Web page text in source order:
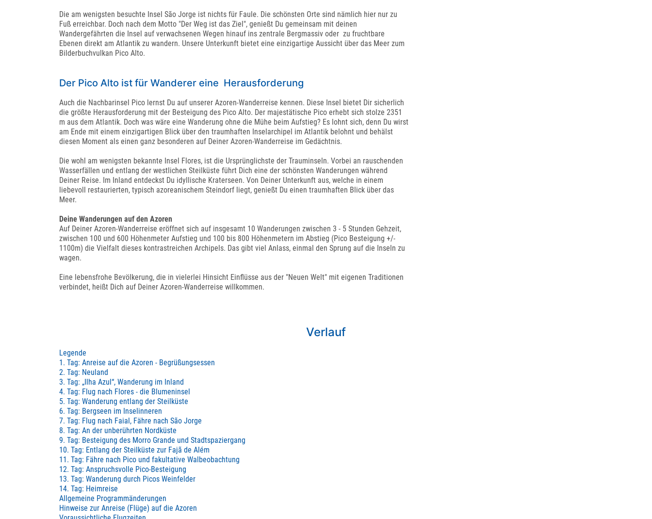
Die am wenigsten besuchte Insel São Jorge ist nichts für Faule. Die schönsten Orte sind nämlich hier nur zu
Fuß erreichbar. Doch nach dem Motto "Der Weg ist das Ziel", genießt Du gemeinsam mit deinen
Wandergefährten die Insel auf verwachsenen Wegen hinauf ins zentrale Bergmassiv oder zu fruchtbare
Ebenen direkt am Atlantik zu wandern. Unsere Unterkunft bietet eine einzigartige Aussicht über das Meer zum
Bilderbuchvulkan Pico Alto.
Der Pico Alto ist für Wanderer eine Herausforderung
Auch die Nachbarinsel Pico lernst Du auf unserer Azoren-Wanderreise kennen. Diese Insel bietet Dir sicherlich
die größte Herausforderung mit der Besteigung des Pico Alto. Der majestätische Pico erhebt sich stolze 2351
m aus dem Atlantik. Doch was wäre eine Wanderung ohne die Mühe beim Aufstieg? Es lohnt sich, denn Du wirst
am Ende mit einem einzigartigen Blick über den traumhaften Inselarchipel im Atlantik belohnt und behälst
diesen Moment als einen ganz besonderen auf Deiner Azoren-Wanderreise im Gedächtnis.
Die wohl am wenigsten bekannte Insel Flores, ist die Ursprünglichste der Trauminseln. Vorbei an rauschenden
Wasserfällen und entlang der westlichen Steilküste führt Dich eine der schönsten Wanderungen während
Deiner Reise. Im Inland entdeckst Du idyllische Kraterseen. Von Deiner Unterkunft aus, welche in einem
liebevoll restaurierten, typisch azoreanischem Steindorf liegt, genießt Du einen traumhaften Blick über das
Meer.
Deine Wanderungen auf den Azoren
Auf Deiner Azoren-Wanderreise eröffnet sich auf insgesamt 10 Wanderungen zwischen 3 - 5 Stunden Gehzeit,
zwischen 100 und 600 Höhenmeter Aufstieg und 100 bis 800 Höhenmetern im Abstieg (Pico Besteigung +/-
1100m) die Vielfalt dieses kontrastreichen Archipels. Das gibt viel Anlass, einmal den Sprung auf die Inseln zu
wagen.
Eine lebensfrohe Bevölkerung, die in vielerlei Hinsicht Einflüsse aus der "Neuen Welt" mit eigenen Traditionen
verbindet, heißt Dich auf Deiner Azoren-Wanderreise willkommen.
Verlauf
Legende
1. Tag: Anreise auf die Azoren - Begrüßungsessen
2. Tag: Neuland
3. Tag: „Ilha Azul“, Wanderung im Inland
4. Tag: Flug nach Flores - die Blumeninsel
5. Tag: Wanderung entlang der Steilküste
6. Tag: Bergseen im Inselinneren
7. Tag: Flug nach Faial, Fähre nach São Jorge
8. Tag: An der unberührten Nordküste
9. Tag: Besteigung des Morro Grande und Stadtspaziergang
10. Tag: Entlang der Steilküste zur Fajã de Além
11. Tag: Fähre nach Pico und fakultative Walbeobachtung
12. Tag: Anspruchsvolle Pico-Besteigung
13. Tag: Wanderung durch Picos Weinfelder
14. Tag: Heimreise
Allgemeine Programmänderungen
Hinweise zur Anreise (Flüge) auf die Azoren